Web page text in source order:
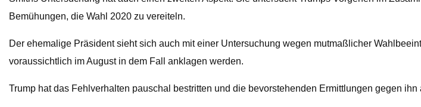
Bemühungen, die Wahl 2020 zu vereiteln.
Der ehemalige Präsident sieht sich auch mit einer Untersuchung wegen mutmaßlicher
voraussichtlich im August in dem Fall anklagen werden.
Trump hat das Fehlverhalten pauschal bestritten und die bevorstehenden Ermittlungen gegen ihn